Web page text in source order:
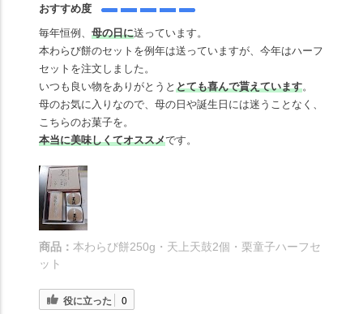
おすすめ度
毎年恒例、 母の日に送っています。
本わらび餅のセットを例年は送っていますが、今年はハーフ
セットを注文しました。
いつも良い物をありがとうと とても喜んで貰えています。
母のお気に入りなので、母の日や誕生日には迷うことなく、
こちらのお菓子を。
本当に美味しくてオススメです。
商品： 本わらび餅250g・天上天鼓2個・栗童子ハーフセ
ット
役に立った 0